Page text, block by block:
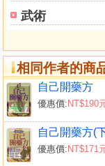
武術
相同作者的商
自己開藥方
優惠價: NT$190
自己開藥方(
優惠價: NT$171